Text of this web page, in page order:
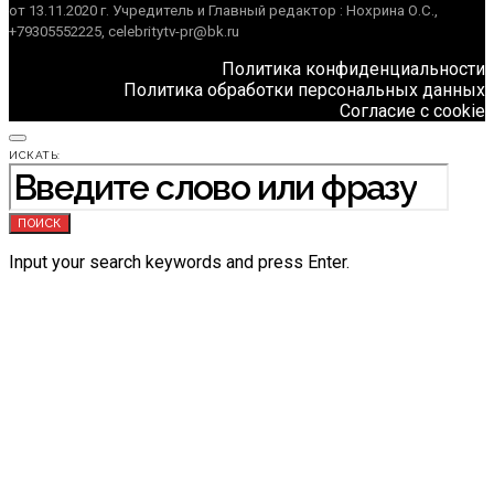
от 13.11.2020 г. Учредитель и Главный редактор : Нохрина О.С.,
+79305552225, celebritytv-pr@bk.ru
Политика конфиденциальности
Политика обработки персональных данных
Согласие с cookie
ИСКАТЬ:
ПОИСК
Input your search keywords and press Enter.